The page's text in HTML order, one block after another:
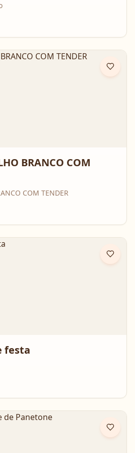
BRANCO COM
COM TENDER
festa